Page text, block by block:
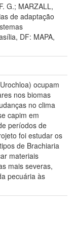
G.; MARZALL,
de adaptação
DF: MAPA,
ocupam
nos biomas
no clima
capim em
períodos de
foi estudar os
de Brachiaria
materiais
mais severas,
pecuária às